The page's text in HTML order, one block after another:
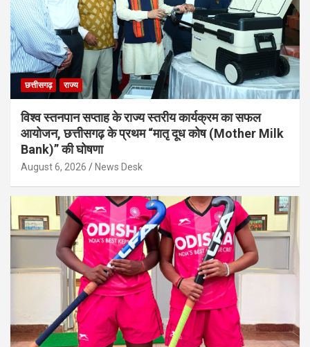
छत्तीसगढ़ राज्य
विश्व स्तनपान सप्ताह के राज्य स्तरीय कार्यक्रम का सफल
आयोजन, छत्तीसगढ़ के प्रथम “मातृ दूध कोष (Mother Milk
Bank)” की घोषणा
August 6, 2026 News Desk